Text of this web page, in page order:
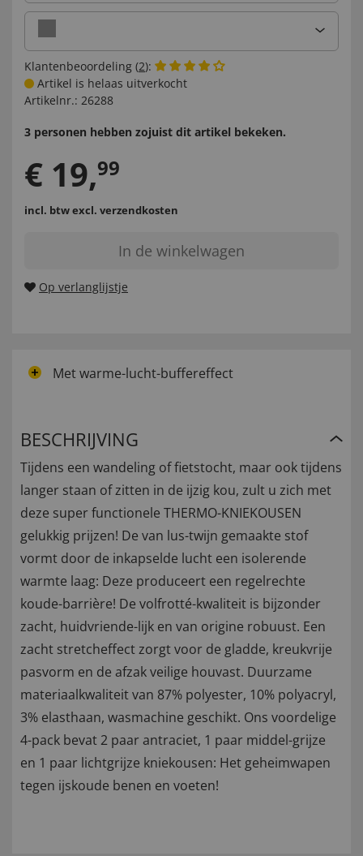
Klantenbeoordeling (2):
Artikel is helaas uitverkocht
Artikelnr.: 26288
3 personen hebben zojuist dit artikel bekeken.
€ 19,99
incl. btwexcl. verzendkosten
In de winkelwagen
Op verlanglijstje
Met warme-lucht-buffereffect
BESCHRIJVING
Tijdens een wandeling of fietstocht, maar ook tijdens
langer staan of zitten in de ijzig kou, zult u zich met
deze super functionele THERMO-KNIEKOUSEN
gelukkig prijzen! De van lus-twijn gemaakte stof
vormt door de inkapselde lucht een isolerende
warmte laag: Deze produceert een regelrechte
koude-barrière! De volfrotté-kwaliteit is bijzonder
zacht, huidvriende-lijk en van origine robuust. Een
zacht stretcheffect zorgt voor de gladde, kreukvrije
pasvorm en de afzak veilige houvast. Duurzame
materiaalkwaliteit van 87% polyester, 10% polyacryl,
3% elasthaan, wasmachine geschikt. Ons voordelige
4-pack bevat 2 paar antraciet, 1 paar middel-grijze
en 1 paar lichtgrijze kniekousen: Het geheimwapen
tegen ijskoude benen en voeten!